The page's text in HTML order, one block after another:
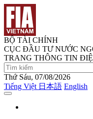
BỘ TÀI CHÍNH
CỤC ĐẦU TƯ NƯỚC
TRANG THÔNG TIN
Thứ Sáu, 07/08/2026
Tiếng Việt 日本語 English